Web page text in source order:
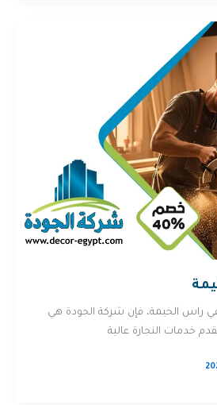
راس الخيمة، فإن شركة الجودة هي
خدمات النجارة عالية